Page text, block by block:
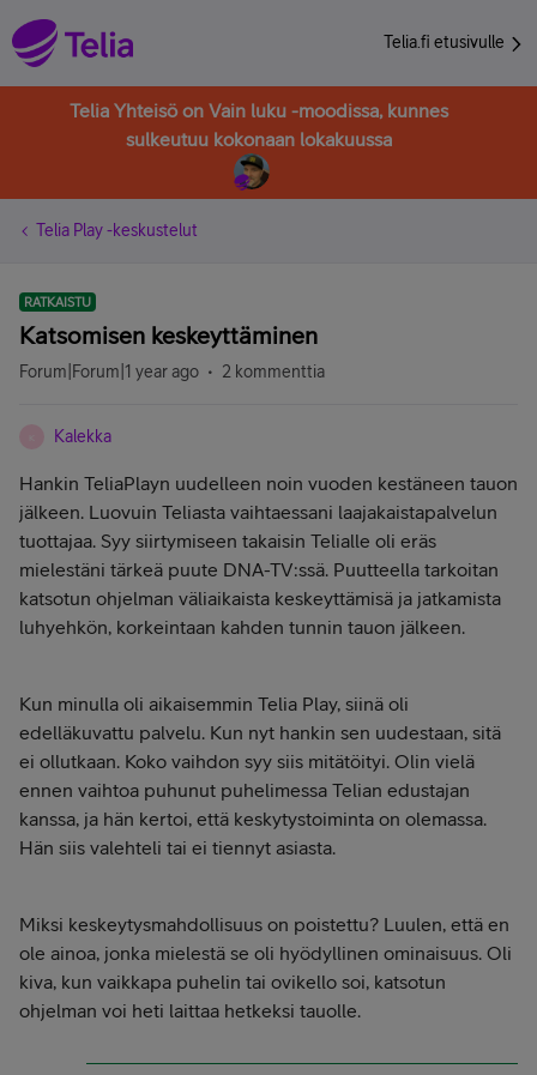
Telia.fi etusivulle
Telia Yhteisö on Vain luku -moodissa, kunnes
sulkeutuu kokonaan lokakuussa
Telia Play -keskustelut
RATKAISTU
Katsomisen keskeyttäminen
Forum|Forum|1 year ago 2 kommenttia
Kalekka
Hankin TeliaPlayn uudelleen noin vuoden kestäneen tauon
jälkeen. Luovuin Teliasta vaihtaessani laajakaistapalvelun
tuottajaa. Syy siirtymiseen takaisin Telialle oli eräs
mielestäni tärkeä puute DNA-TV:ssä. Puutteella tarkoitan
katsotun ohjelman väliaikaista keskeyttämisä ja jatkamista
luhyehkön, korkeintaan kahden tunnin tauon jälkeen.
Kun minulla oli aikaisemmin Telia Play, siinä oli
edelläkuvattu palvelu. Kun nyt hankin sen uudestaan, sitä
ei ollutkaan. Koko vaihdon syy siis mitätöityi. Olin vielä
ennen vaihtoa puhunut puhelimessa Telian edustajan
kanssa, ja hän kertoi, että keskytystoiminta on olemassa.
Hän siis valehteli tai ei tiennyt asiasta.
Miksi keskeytysmahdollisuus on poistettu? Luulen, että en
ole ainoa, jonka mielestä se oli hyödyllinen ominaisuus. Oli
kiva, kun vaikkapa puhelin tai ovikello soi, katsotun
ohjelman voi heti laittaa hetkeksi tauolle.